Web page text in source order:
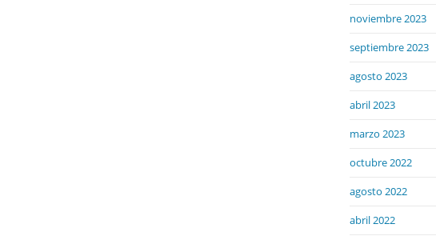
noviembre 2023
septiembre 2023
agosto 2023
abril 2023
marzo 2023
octubre 2022
agosto 2022
abril 2022